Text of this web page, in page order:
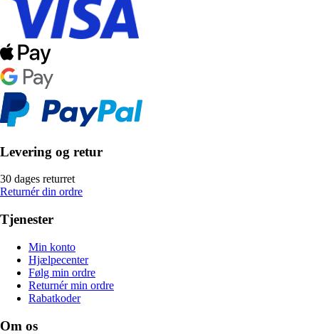
Levering og retur
30 dages returret
Returnér din ordre
Tjenester
Min konto
Hjælpecenter
Følg min ordre
Returnér min ordre
Rabatkoder
Om os